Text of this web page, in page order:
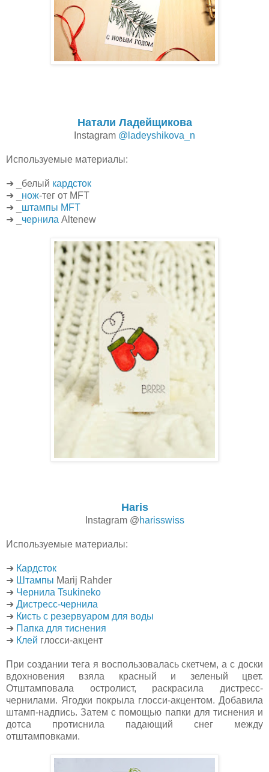
Натали Ладейщикова
Instagram @ladeyshikova_n
Используемые материалы:
➜ _белый кардсток
➜ _ нож-тег от MFT
➜ _ штампы MFT
➜ _ чернила Altenew
Haris
Instagram @harisswiss
Используемые материалы:
➜ Кардсток
➜ Штампы Marij Rahder
➜ Чернила Tsukineko
➜ Дистресс-чернила
➜ Кисть с резервуаром для воды
➜ Папка для тиснения
➜ Клей глосси-акцент
При создании тега я воспользовалась скетчем, а с доски
вдохновения взяла красный и зеленый цвет.
Отштамповала остролист, раскрасила дистресс-
чернилами. Ягодки покрыла глосси-акцентом. Добавила
штамп-надпись. Затем с помощью папки для тиснения и
дотса протиснила падающий снег между
отштамповками.